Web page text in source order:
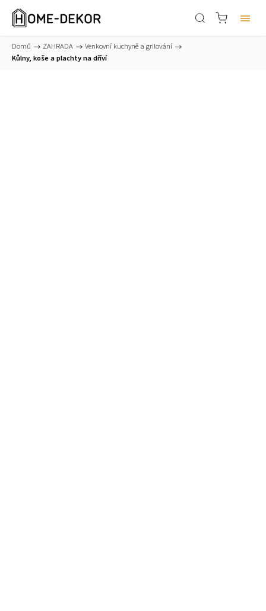
Domů / ZAHRADA / Venkovní kuchyně a grilování /
Kůlny, koše a plachty na dříví